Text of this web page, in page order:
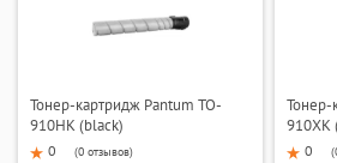
Тонер-картридж Pantum TO-
910HK (black)
0 (0 отзывов)
Тонер-
910XK
0 (